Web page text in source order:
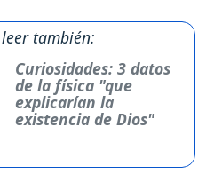
también:
Curiosidades: 3 datos
de la física "que
explicarían la
existencia de Dios"